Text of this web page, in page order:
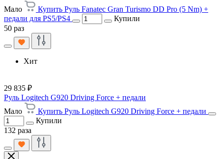
Мало
Купить Руль Fanatec Gran Turismo DD Pro (5 Nm) +
педали для PS5/PS4
Купили
50 раз
Хит
29 835 ₽
Руль Logitech G920 Driving Force + педали
Мало
Купить Руль Logitech G920 Driving Force + педали
Купили
132 раза